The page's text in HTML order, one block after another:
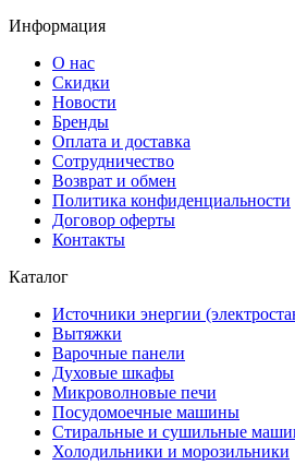
Информация
О нас
Скидки
Новости
Бренды
Оплата и доставка
Сотрудничество
Возврат и обмен
Политика конфиденциальности
Договор оферты
Контакты
Каталог
Источники энергии
Вытяжки
Варочные панели
Духовые шкафы
Микроволновые печи
Посудомоечные машины
Стиральные и сушильные
Холодильники и морозильники